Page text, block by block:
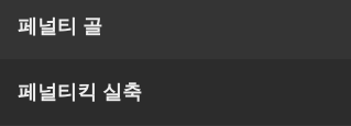
페널티 골
페널티킥 실축